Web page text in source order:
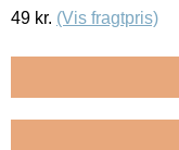
49 kr. (Vis fragtpris)